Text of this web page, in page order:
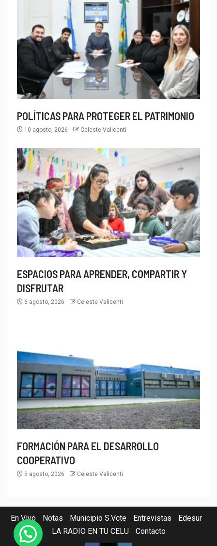
POLÍTICAS PARA PROTEGER EL PATRIMONIO
10 agosto, 2026 Celeste Valicenti
ESPACIOS PARA APRENDER, COMPARTIR Y
DISFRUTAR
6 agosto, 2026 Celeste Valicenti
FORMACIÓN PARA EL DESARROLLO
COOPERATIVO
5 agosto, 2026 Celeste Valicenti
En Vivo Notas Municipio S.Vcte Entrevistas
Edesur
LA RADIO EN TU CELU
Contacto